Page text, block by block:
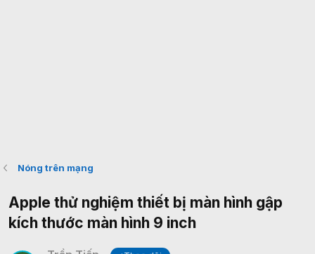
Nóng trên mạng
Apple thử nghiệm thiết bị màn hình gập
kích thước màn hình 9 inch